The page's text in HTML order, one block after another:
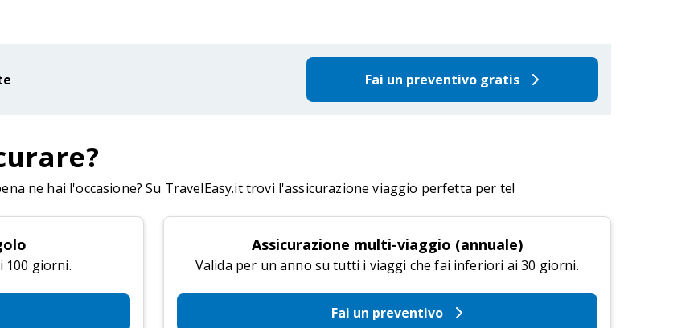
Fai un preventivo gratis
ne hai l'occasione? Su TravelEasy.it trovi l'assicurazione viaggio perfetta per te!
100 giorni.
Assicurazione multi-viaggio (annuale)
Valida per un anno su tutti i viaggi che fai inferiori ai 30 giorni.
Fai un preventivo